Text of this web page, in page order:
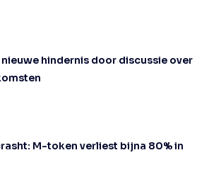
hindernis door discussie over
M-token verliest bijna 80% in